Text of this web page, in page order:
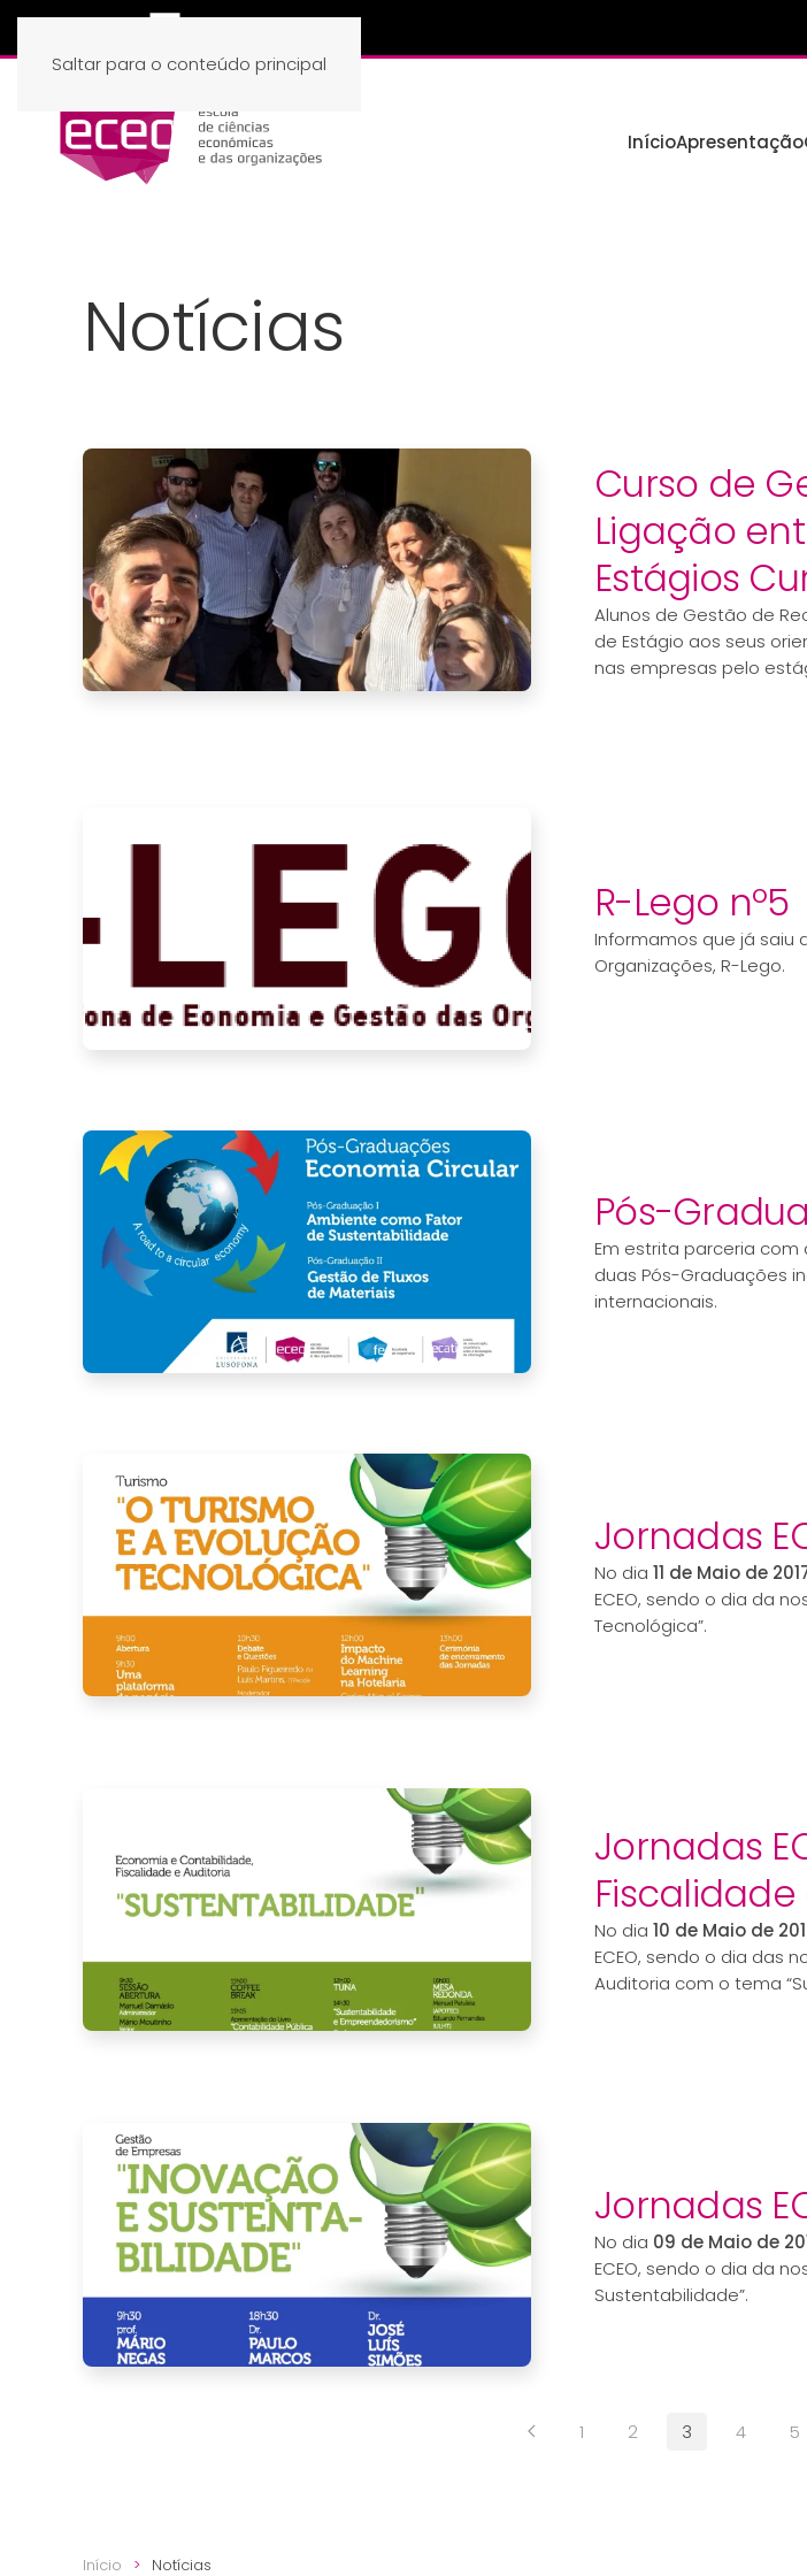
Saltar para o conteúdo principal
InícioApresentação
Notícias
Curso de
Ligação
Estágios
Alunos de Gestão de
de Estágio aos seus
nas empresas pelo
R-Lego nº5
Informamos que já saiu
Organizações, R-Lego.
Pós-
Em estrita parceria com
duas Pós-Graduações
internacionais.
Jornadas
No dia 11 de Maio de
ECEO, sendo o dia da
Tecnológica”.
Jornadas
No dia 10 de Maio de
ECEO, sendo o dia das
Auditoria com o tema
Jornadas
No dia 09 de Maio de
ECEO, sendo o dia da
Sustentabilidade”.
1 2 3 4 5
Início Notícias